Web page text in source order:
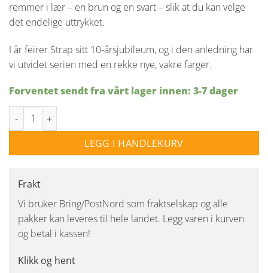
remmer i lær – en brun og en svart – slik at du kan velge
det endelige uttrykket.
I år feirer Strap sitt 10-årsjubileum, og i den anledning har
vi utvidet serien med en rekke nye, vakre farger.
Forventet sendt fra vårt lager innen: 3-7 dager
Strap 16 pendel - Hvit antall
LEGG I HANDLEKURV
Frakt
Vi bruker Bring/PostNord som fraktselskap og alle
pakker kan leveres til hele landet. Legg varen i kurven
og betal i kassen!
Klikk og hent